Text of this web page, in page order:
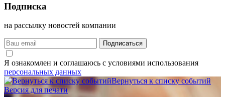
Подписка
на рассылку новостей компании
Подписаться
Я ознакомлен и соглашаюсь с условиями использования
персональных данных
Вернуться к списку событий
Версия для печати